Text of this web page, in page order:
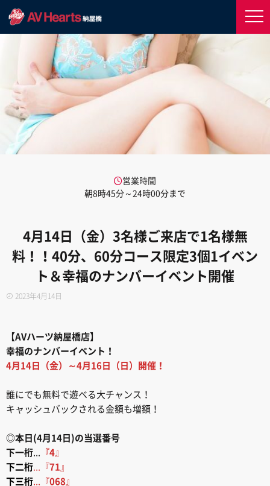
営業時間
朝8時45分～24時00分まで
4月14日（金）3名様ご来店で1名様無
料！！40分、60分コース限定3個1イベン
ト＆幸福のナンバーイベント開催
2023年4月14日
【AVハーツ納屋橋店】
幸福のナンバーイベント！
4月14日（金）～4月16日（日）開催！
誰にでも無料で遊べる大チャンス！
キャッシュバックされる金額も増額！
◎本日(4月14日)の当選番号
下一桁... 『4 』
下二桁...『71 』
下三桁...『068 』